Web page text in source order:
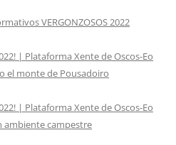
VERGONZOSOS 2022
| Plataforma Xente de Oscos-Eo
el monte de Pousadoiro
| Plataforma Xente de Oscos-Eo
ambiente campestre